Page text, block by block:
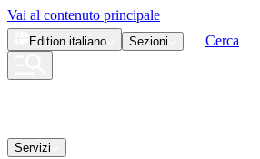
Vai al contenuto principale
Edition italiano Sezioni Cerca
Servizi